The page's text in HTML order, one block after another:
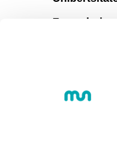
Formulario
Propuesta